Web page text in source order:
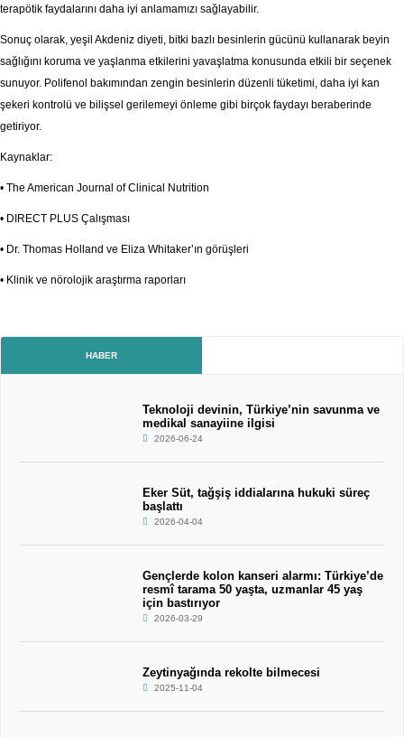
terapötik faydalarını daha iyi anlamamızı sağlayabilir.
Sonuç olarak, yeşil Akdeniz diyeti, bitki bazlı besinlerin gücünü kullanarak beyin
sağlığını koruma ve yaşlanma etkilerini yavaşlatma konusunda etkili bir seçenek
sunuyor. Polifenol bakımından zengin besinlerin düzenli tüketimi, daha iyi kan
şekeri kontrolü ve bilişsel gerilemeyi önleme gibi birçok faydayı beraberinde
getiriyor.
Kaynaklar:
• The American Journal of Clinical Nutrition
• DIRECT PLUS Çalışması
• Dr. Thomas Holland ve Eliza Whitaker’ın görüşleri
• Klinik ve nörolojik araştırma raporları
HABER
Teknoloji devinin, Türkiye’nin savunma ve
medikal sanayiine ilgisi
2026-06-24
Eker Süt, tağşiş iddialarına hukuki süreç
başlattı
2026-04-04
Gençlerde kolon kanseri alarmı: Türkiye’de
resmî tarama 50 yaşta, uzmanlar 45 yaş
için bastırıyor
2026-03-29
Zeytinyağında rekolte bilmecesi
2025-11-04